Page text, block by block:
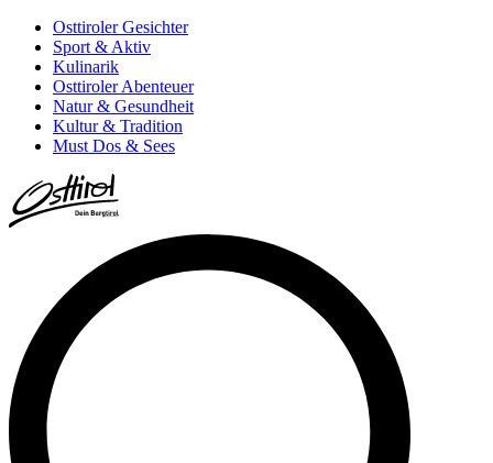
Osttiroler Gesichter
Sport & Aktiv
Kulinarik
Osttiroler Abenteuer
Natur & Gesundheit
Kultur & Tradition
Must Dos & Sees